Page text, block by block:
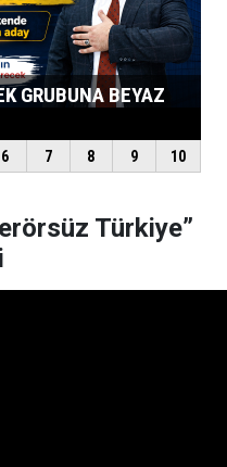
Türkiye”